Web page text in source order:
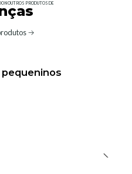
NOUTROS PRODUTOS DE